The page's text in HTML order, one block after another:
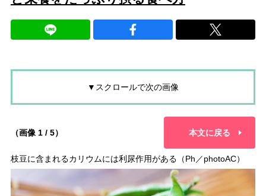
▼スクロールで次の画像
（画像 1 / 5） 本文に戻る
枝豆に含まれるカリウムには利尿作用がある（Ph／photoAC）